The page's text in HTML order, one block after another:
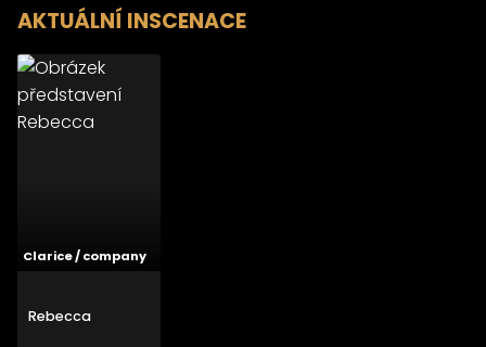
AKTUÁLNÍ INSCENACE
Clarice / company
Rebecca